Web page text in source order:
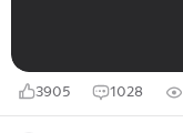
3905 1028